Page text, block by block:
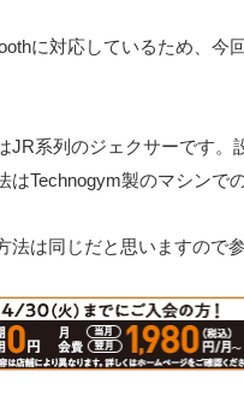
に対応しているため、
JR系列のジェクサーです
Technogym製のマシンで
は同じだと思いますので